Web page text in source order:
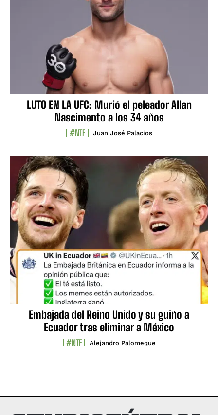
LUTO EN LA UFC: Murió el peleador Allan
Nascimento a los 34 años
#NTF Juan José Palacios
Embajada del Reino Unido y su guiño a
Ecuador tras eliminar a México
#NTF Alejandro Palomeque